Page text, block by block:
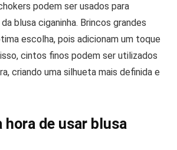
podem ser usados para
blusa ciganinha. Brincos grandes
escolha, pois adicionam um toque
cintos finos podem ser utilizados
criando uma silhueta mais definida e
hora de usar blusa